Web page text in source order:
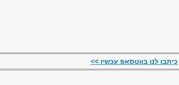
כיתבו לנו בווטסאפ עכשיו >>